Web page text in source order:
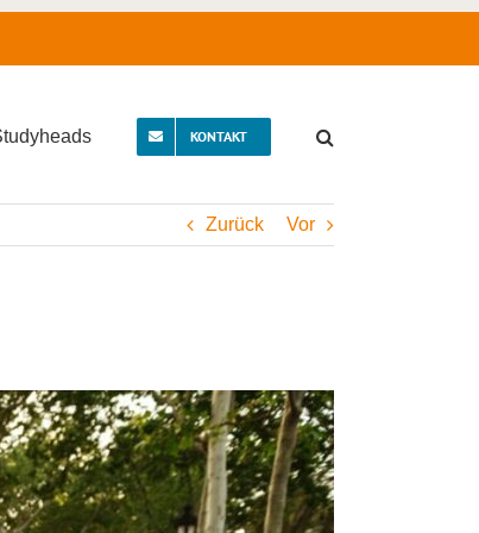
KONTAKT
Zurück Vor